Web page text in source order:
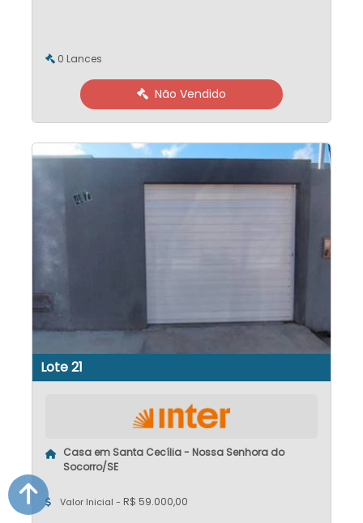
0 Lances
Não Vendido
Lote 21
Casa em Santa Cecília - Nossa Senhora do
Socorro/SE
Valor Inicial - R$ 59.000,00